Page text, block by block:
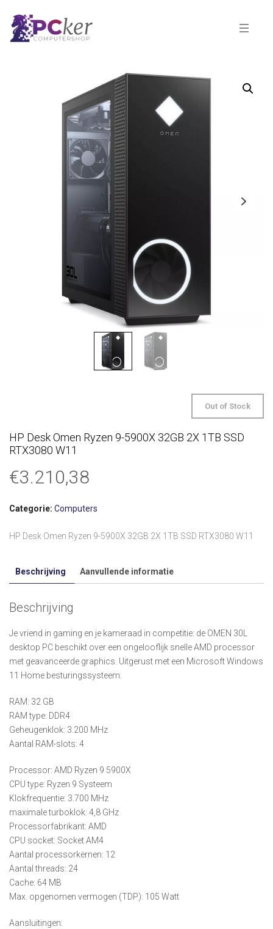
Out of Stock
HP Desk Omen Ryzen 9-5900X 32GB 2X 1TB SSD
RTX3080 W11
€3.210,38
Categorie: Computers
HP Desk Omen Ryzen 9-5900X 32GB 2X 1TB SSD RTX3080 W11
Beschrijving Aanvullende informatie
Beschrijving
Je vriend in gaming en je kameraad in competitie: de OMEN 30L
desktop PC beschikt over een ongelooflijk snelle AMD processor
met geavanceerde graphics. Uitgerust met een Microsoft Windows
11 Home besturingssysteem.
RAM: 32 GB
RAM type: DDR4
Geheugenklok: 3.200 MHz
Aantal RAM-slots: 4
Processor: AMD Ryzen 9 5900X
CPU type: Ryzen 9 Systeem
Klokfrequentie: 3.700 MHz
maximale turboklok: 4,8 GHz
Processorfabrikant: AMD
CPU socket: Socket AM4
Aantal processorkernen: 12
Aantal threads: 24
Cache: 64 MB
Max. opgenomen vermogen (TDP): 105 Watt
Aansluitingen: